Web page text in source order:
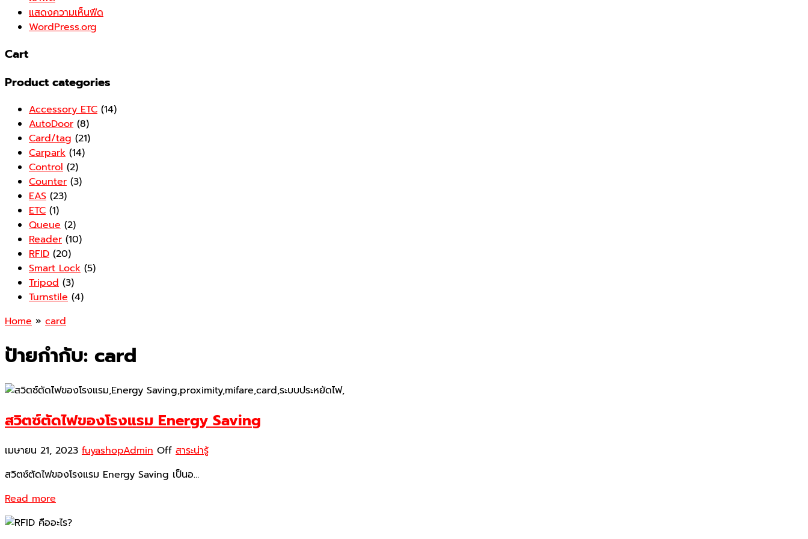
แสดงความเห็นฟีด
WordPress.org
Cart
Product categories
Accessory ETC (14)
AutoDoor (8)
Card/tag (21)
Carpark (14)
Control (2)
Counter (3)
EAS (23)
ETC (1)
Queue (2)
Reader (10)
RFID (20)
Smart Lock (5)
Tripod (3)
Turnstile (4)
Home » card
ป้ายกำกับ: card
สวิตซ์ตัดไฟของโรงแรม Energy Saving
เมษายน 21, 2023 fuyashopAdmin Off สาระน่ารู้
สวิตซ์ตัดไฟของโรงแรม Energy Saving เป็นอ…
Read more